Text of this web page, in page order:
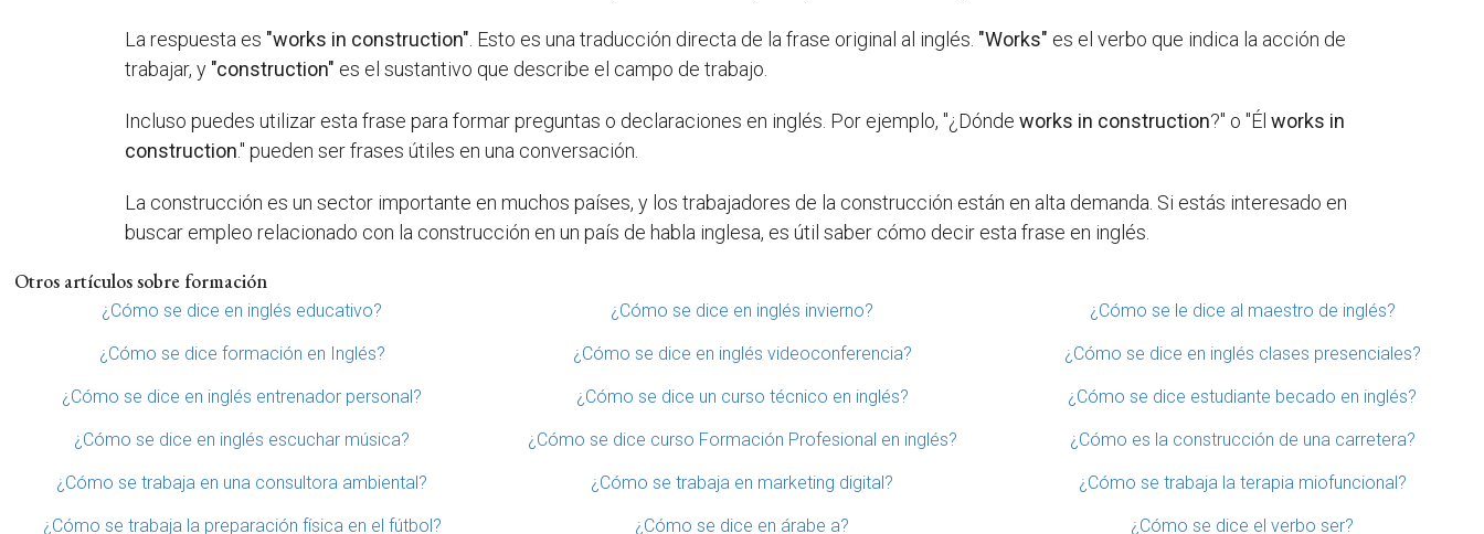
La respuesta es "works in construction" . Esto es una traducción directa de la frase original al inglés. "Works" es el verbo que indica la acción de
trabajar, y "construction" es el sustantivo que describe el campo de trabajo.
Incluso puedes utilizar esta frase para formar preguntas o declaraciones en inglés. Por ejemplo, "¿Dóndeworks in construction?" o "Élworks in
construction." pueden ser frases útiles en una conversación.
La construcción es un sector importante en muchos países, y los trabajadores de la construcción están en alta demanda. Si estás interesado en
buscar empleo relacionado con la construcción en un país de habla inglesa, es útil saber cómo decir esta frase en inglés.
Otros artículos sobre formación
¿Cómo se dice en inglés educativo? ¿Cómo se dice en inglés invierno? ¿Cómo se le dice al maestro de inglés?
¿Cómo se dice formación en Inglés? ¿Cómo se dice en inglés videoconferencia? ¿Cómo se dice en inglés clases presenciales?
¿Cómo se dice en inglés entrenador personal? ¿Cómo se dice un curso técnico en inglés? ¿Cómo se dice estudiante becado en inglés?
¿Cómo se dice en inglés escuchar música? ¿Cómo se dice curso Formación Profesional en inglés? ¿Cómo es la construcción de una carretera?
¿Cómo se trabaja en una consultora ambiental? ¿Cómo se trabaja en marketing digital? ¿Cómo se trabaja la terapia miofuncional?
¿Cómo se trabaja la preparación física en el fútbol? ¿Cómo se dice en árabe a? ¿Cómo se dice el verbo ser?